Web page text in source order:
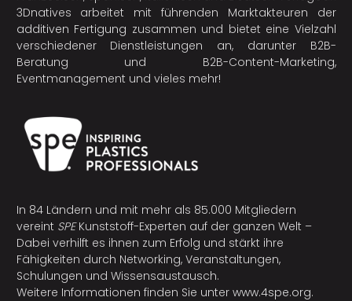
3Dnatives arbeitet mit führenden Marktakteuren der
additiven Fertigung zusammen und bietet eine Vielzahl
verschiedener Dienstleistungen an, darunter B2B-
Beratung und B2B-Content-Marketing,
Eventmanagement und vieles mehr!
In 84 Ländern und mit mehr als 85.000 Mitgliedern
vereint SPEKunststoff-Experten auf der ganzen Welt –
Dabei verhilft es ihnen zum Erfolg und stärkt ihre
Fähigkeiten durch Networking, Veranstaltungen,
Schulungen und Wissensaustausch.
Weitere Informationen finden Sie unter www.4spe.org.